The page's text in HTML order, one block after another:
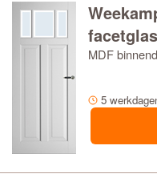
facetglas
MDF
5